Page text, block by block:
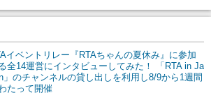
イベントリレー『RTAちゃんの夏休み』に参加
全14運営にインタビューしてみた！ 「RTA in Ja
」のチャンネルの貸し出しを利用し8/9から1週間
たって開催